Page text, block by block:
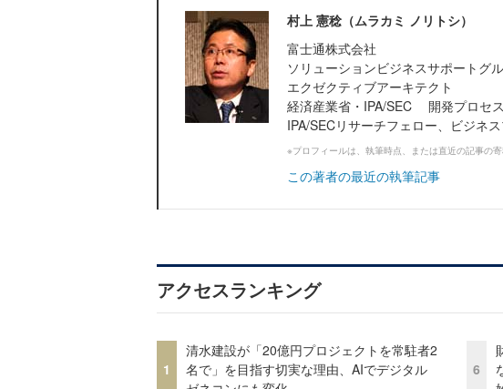
村上 憲稔（ムラカミ ノリトシ）
富士通株式会社
ソリューションビジネスサポートグ
エクゼクティブアーキテクト
経済産業省・IPA/SEC 開発プロセ
IPA/SECリサーチフェロー、ビジネ
※プロフィールは、執筆時点、または直近の記事の
この著者の最近の執筆記事
アクセスランキング
1
清水建設が「20億円プロジェクトを常駐者2
名で」を目指す切実な理由、AIでデジタル
6